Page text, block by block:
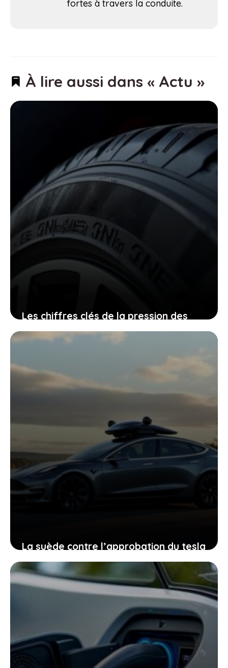
fortes à travers la conduite.
À lire aussi dans « Actu »
Les chiffres clés de la pression des
pneus toyota yaris qui vous
garantissent une conduite plus stable
La suède contre l’approbation du tesla
fsd en europe : un débat crucial pour
la sécurité routière